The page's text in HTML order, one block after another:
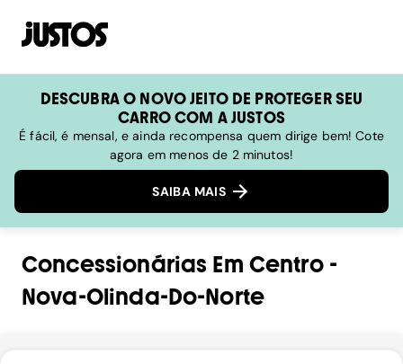
DESCUBRA O NOVO JEITO DE PROTEGER SEU
CARRO COM A JUSTOS
É fácil, é mensal, e ainda recompensa quem dirige bem! Cote
agora em menos de 2 minutos!
SAIBA MAIS
Concessionárias Em Centro-
Nova-Olinda-Do-Norte